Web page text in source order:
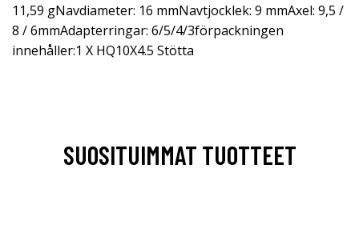
11,59 gNavdiameter: 16 mmNavtjocklek: 9 mmAxel: 9,5 /
8 / 6mmAdapterringar: 6/5/4/3förpackningen
innehåller:1 X HQ10X4.5 Stötta
SUOSITUIMMAT TUOTTEET